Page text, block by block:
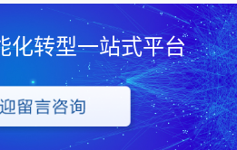
化转型一站式平台